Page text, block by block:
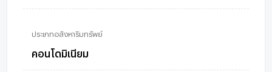
ประเภทอสังหาริมทรัพย์
คอนโดมิเนียม